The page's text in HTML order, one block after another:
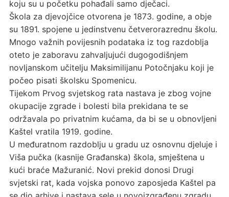
koju su u početku pohađali samo dječaci.
Škola za djevojčice otvorena je 1873. godine, a obje
su 1891. spojene u jedinstvenu četverorazrednu školu.
Mnogo važnih povijesnih podataka iz tog razdoblja
oteto je zaboravu zahvaljujući dugogodišnjem
novljanskom učitelju Maksimilijanu Potočnjaku koji je
počeo pisati školsku Spomenicu.
Tijekom Prvog svjetskog rata nastava je zbog vojne
okupacije zgrade i bolesti bila prekidana te se
održavala po privatnim kućama, da bi se u obnovljeni
Kaštel vratila 1919. godine.
U međuratnom razdoblju u gradu uz osnovnu djeluje i
Viša pučka (kasnije Građanska) škola, smještena u
kući braće Mažuranić. Novi prekid donosi Drugi
svjetski rat, kada vojska ponovo zaposjeda Kaštel pa